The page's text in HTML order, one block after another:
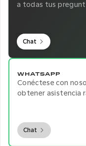
a todas tus
Chat
WHATSAPP
Conéctese con
obtener asistencia
Chat